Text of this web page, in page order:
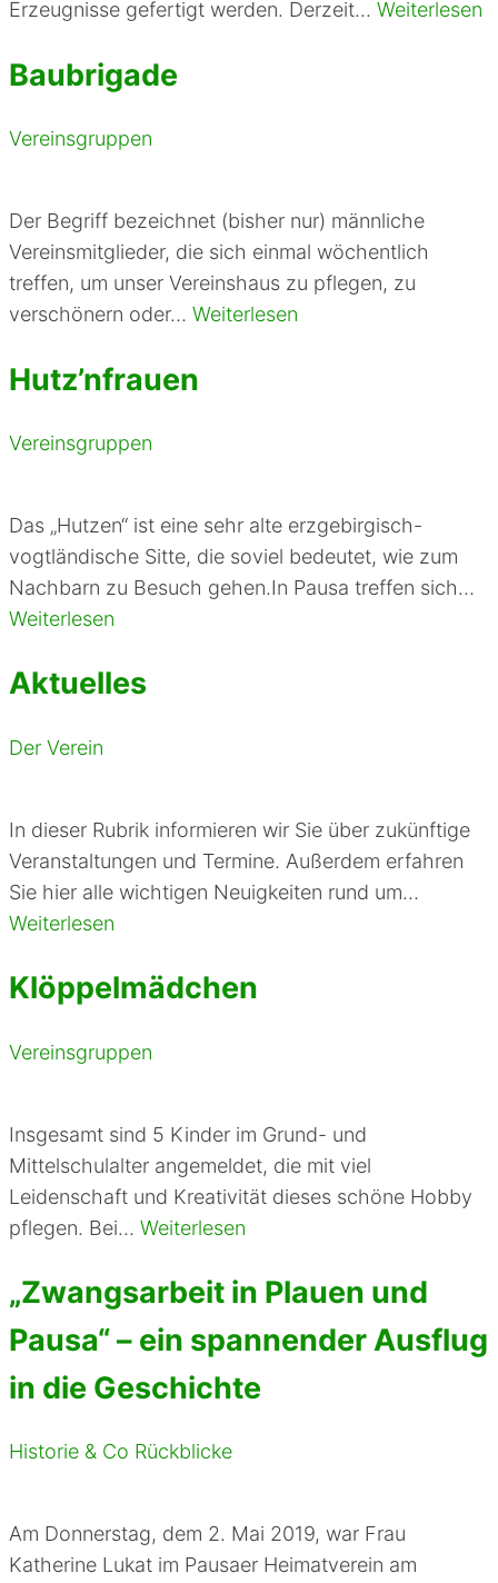
Erzeugnisse gefertigt werden. Derzeit… Weiterlesen
Baubrigade
Vereinsgruppen
Der Begriff bezeichnet (bisher nur) männliche
Vereinsmitglieder, die sich einmal wöchentlich
treffen, um unser Vereinshaus zu pflegen, zu
verschönern oder… Weiterlesen
Hutz’nfrauen
Vereinsgruppen
Das „Hutzen“ ist eine sehr alte erzgebirgisch-
vogtländische Sitte, die soviel bedeutet, wie zum
Nachbarn zu Besuch gehen.In Pausa treffen sich…
Weiterlesen
Aktuelles
Der Verein
In dieser Rubrik informieren wir Sie über zukünftige
Veranstaltungen und Termine. Außerdem erfahren
Sie hier alle wichtigen Neuigkeiten rund um…
Weiterlesen
Klöppelmädchen
Vereinsgruppen
Insgesamt sind 5 Kinder im Grund- und
Mittelschulalter angemeldet, die mit viel
Leidenschaft und Kreativität dieses schöne Hobby
pflegen. Bei… Weiterlesen
„Zwangsarbeit in Plauen und
Pausa“ – ein spannender Ausflug
in die Geschichte
Historie & Co Rückblicke
Am Donnerstag, dem 2. Mai 2019, war Frau
Katherine Lukat im Pausaer Heimatverein am